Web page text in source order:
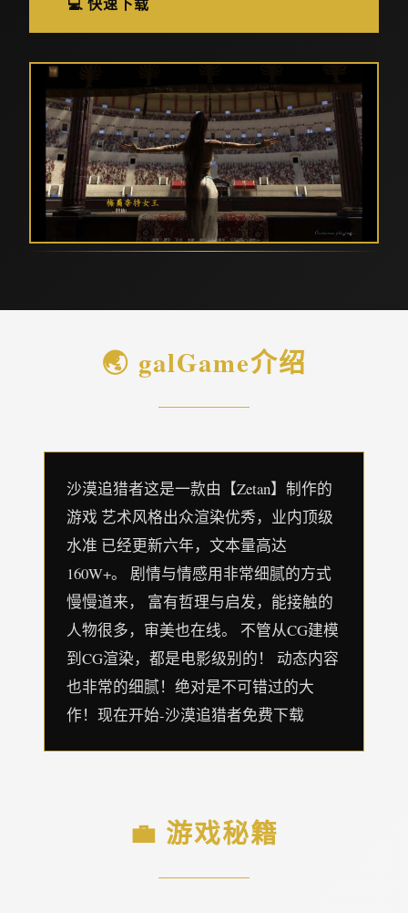
🌏 galGame介绍
沙漠追猎者这是一款由【Zetan】制作的
游戏 艺术风格出众渲染优秀，业内顶级
水准 已经更新六年，文本量高达
160W+。 剧情与情感用非常细腻的方式
慢慢道来， 富有哲理与启发，能接触的
人物很多，审美也在线。 不管从CG建模
到CG渲染，都是电影级别的！ 动态内容
也非常的细腻！绝对是不可错过的大
作！现在开始-沙漠追猎者免费下载
💼 游戏秘籍